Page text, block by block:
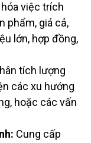
việc trích
phẩm, giá cả,
lớn, hợp đồng,
tích lượng
các xu hướng
hoặc các vấn
Cung cấp